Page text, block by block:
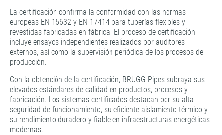
La certificación confirma la conformidad con las normas
europeas EN 15632 y EN 17414 para tuberías flexibles y
revestidas fabricadas en fábrica. El proceso de certificación
incluye ensayos independientes realizados por auditores
externos, así como la supervisión periódica de los procesos de
producción.
Con la obtención de la certificación, BRUGG Pipes subraya sus
elevados estándares de calidad en productos, procesos y
fabricación. Los sistemas certificados destacan por su alta
seguridad de funcionamiento, su eficiente aislamiento térmico y
su rendimiento duradero y fiable en infraestructuras energéticas
modernas.